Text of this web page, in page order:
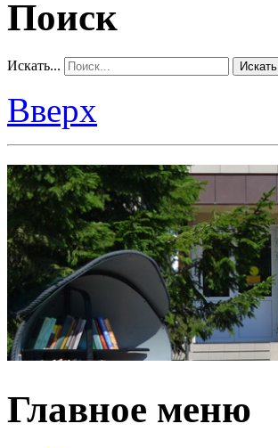
Поиск
Искать... Искать
Вверх
Главное меню